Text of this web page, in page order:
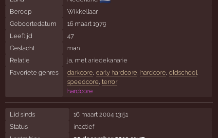
Beroep
Wikkellaar
Geboortedatum
16 maart 1979
Leeftijd
47
Geslacht
man
Relatie
ja, met ariedekanarie
Favoriete genres
darkcore early hardcore hardcore oldschool
speedcore terror
hardcore
Lid sinds
16 maart 2004 13:51
Status
inactief